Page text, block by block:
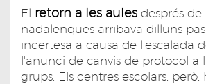
El retorn a les aules després de
nadalenques arribava dilluns
incertesa a causa de l'escalada
l'anunci de canvis de protocol a
grups. Els centres escolars,